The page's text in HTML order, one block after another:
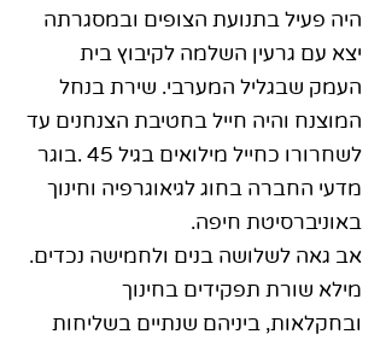
היה פעיל בתנועת הצופים ובמסגרתה
יצא עם גרעין השלמה לקיבוץ בית
העמק שבגליל המערבי. שירת בנחל
המוצנח והיה חייל בחטיבת הצנחנים עד
לשחרורו כחייל מילואים בגיל 45 .בוגר
מדעי החברה בחוג לגיאוגרפיה וחינוך
באוניברסיטת חיפה.
אב גאה לשלושה בנים ולחמישה נכדים.
מילא שורת תפקידים בחינוך
ובחקלאות, ביניהם שנתיים בשליחות